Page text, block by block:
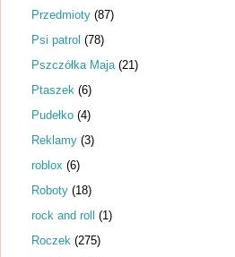
Przedmioty (87)
Psi patrol (78)
Pszczółka Maja (21)
Ptaszek (6)
Pudełko (4)
Reklamy (3)
roblox (6)
Roboty (18)
rock and roll (1)
Roczek (275)